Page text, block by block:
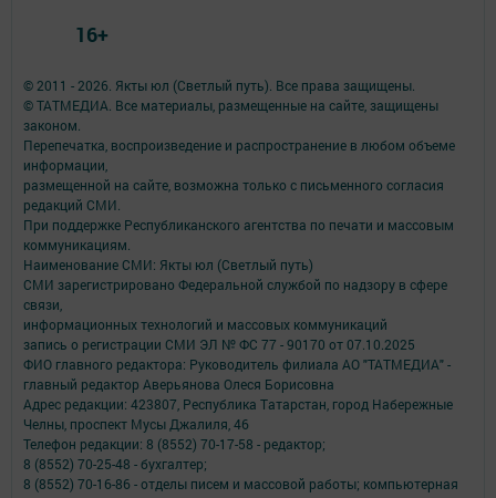
© 2011 - 2026. Якты юл (Светлый путь). Все права защищены.
© ТАТМЕДИА. Все материалы, размещенные на сайте, защищены
законом.
Перепечатка, воспроизведение и распространение в любом объеме
информации,
размещенной на сайте, возможна только с письменного согласия
редакций СМИ.
При поддержке Республиканского агентства по печати и массовым
коммуникациям.
Наименование СМИ: Якты юл (Светлый путь)
СМИ зарегистрировано Федеральной службой по надзору в сфере
связи,
информационных технологий и массовых коммуникаций
запись о регистрации СМИ ЭЛ № ФС 77 - 90170 от 07.10.2025
ФИО главного редактора: Руководитель филиала АО "ТАТМЕДИА" -
главный редактор Аверьянова Олеся Борисовна
Адрес редакции: 423807, Республика Татарстан, город Набережные
Челны, проспект Мусы Джалиля, 46
Телефон редакции: 8 (8552) 70-17-58 - редактор;
8 (8552) 70-25-48 - бухгалтер;
8 (8552) 70-16-86 - отделы писем и массовой работы; компьютерная
16+